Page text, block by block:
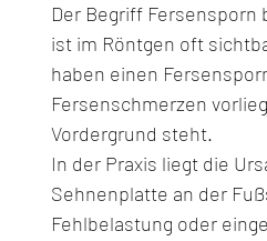
Der Begriff
ist im Röntgen oft
haben einen
Fersenschmerzen
Vordergrund steht.
In der Praxis liegt die
Sehnenplatte an der
Fehlbelastung oder